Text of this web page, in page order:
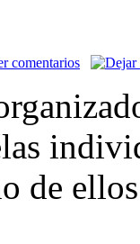
de